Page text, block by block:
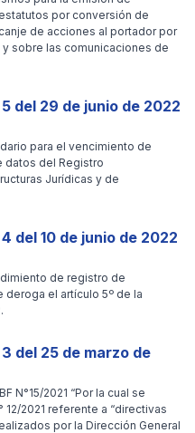
por conversión de
de acciones al portador por
sobre las comunicaciones de
del 29 de junio de 2022
para el vencimiento de
datos del Registro
Jurídicas y de
del 10 de junio de 2022
de registro de
el artículo 5º de la
del 25 de marzo de
N°15/2021 “Por la cual se
12/2021 referente a “directivas
por la Dirección General